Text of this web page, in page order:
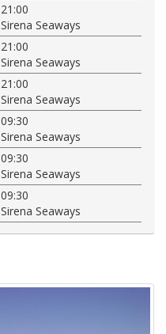
21:00
Sirena Seaways
21:00
Sirena Seaways
21:00
Sirena Seaways
09:30
Sirena Seaways
09:30
Sirena Seaways
09:30
Sirena Seaways